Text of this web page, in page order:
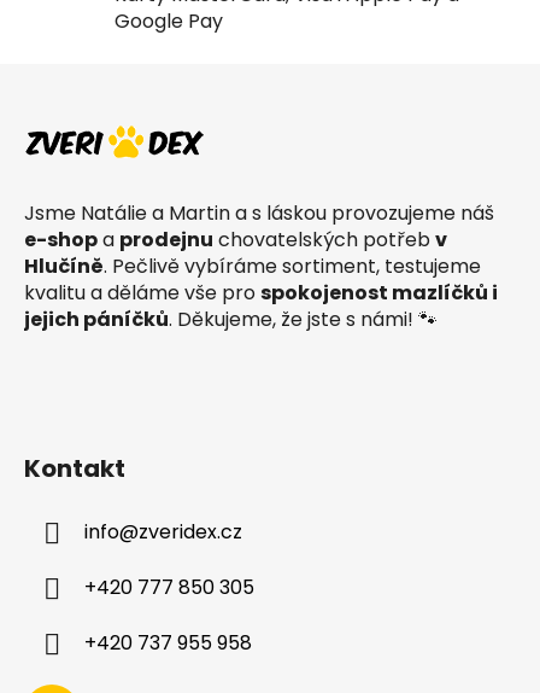
Google Pay
Jsme Natálie a Martin a s láskou provozujeme náš
e-shopa prodejnu chovatelských potřebv
Hlučíně. Pečlivě vybíráme sortiment, testujeme
kvalitu a děláme vše prospokojenost mazlíčků i
jejich páníčků. Děkujeme, že jste s námi! 🐾
Kontakt
info@zveridex.cz
+420 777 850 305
+420 737 955 958